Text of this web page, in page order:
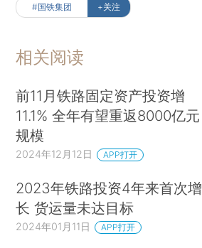
#国铁集团 +关注
相关阅读
前11月铁路固定资产投资增
11.1% 全年有望重返8000亿元
规模
2024年12月12日 APP打开
2023年铁路投资4年来首次增
长 货运量未达目标
2024年01月11日 APP打开